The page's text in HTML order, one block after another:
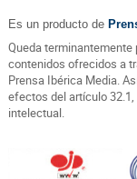
Es un producto de
Queda
contenidos ofrecidos a
Prensa Ibérica Media.
efectos del artículo
intelectual.